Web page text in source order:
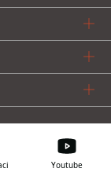
Youtube